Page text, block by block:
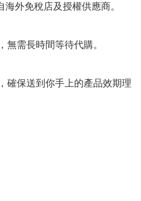
外免稅店及授權供應商。
無需長時間等待代購。
確保送到你手上的產品效期理